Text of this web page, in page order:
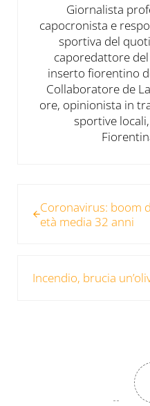
Giornalista
capocronista e
sportiva del
caporedattore
inserto fiorentino
Collaboratore de
ore, opinionista in
sportive
Coronavirus: boom
età media 32 anni
Incendio, brucia